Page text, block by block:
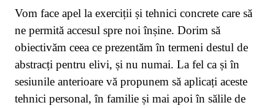
Vom face apel la exerciții și tehnici concrete care să
ne permită accesul spre noi înșine. Dorim să
obiectivăm ceea ce prezentăm în termeni destul de
abstracți pentru elivi, și nu numai. La fel ca și în
sesiunile anterioare vă propunem să aplicați aceste
tehnici personal, în familie și mai apoi în sălile de